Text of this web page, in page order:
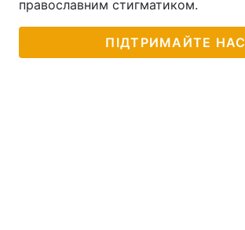
православним стигматиком.
ПІДТРИМАЙТЕ НАС